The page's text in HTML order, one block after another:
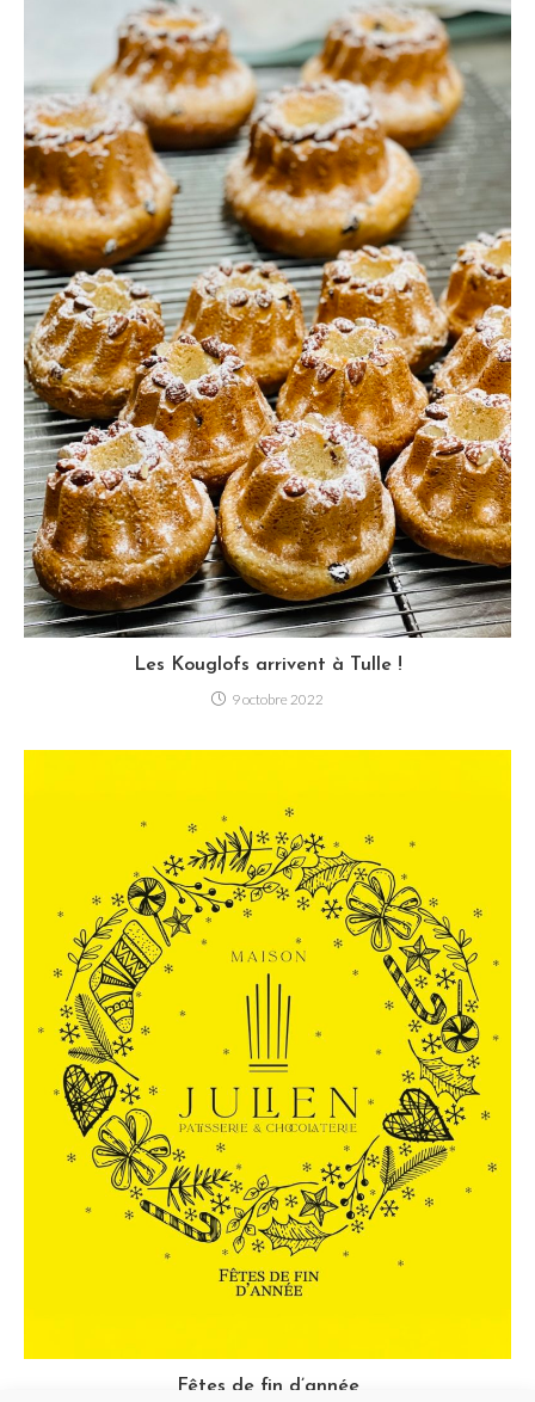
Les Kouglofs arrivent à Tulle !
9 octobre 2022
Fêtes de fin d’année